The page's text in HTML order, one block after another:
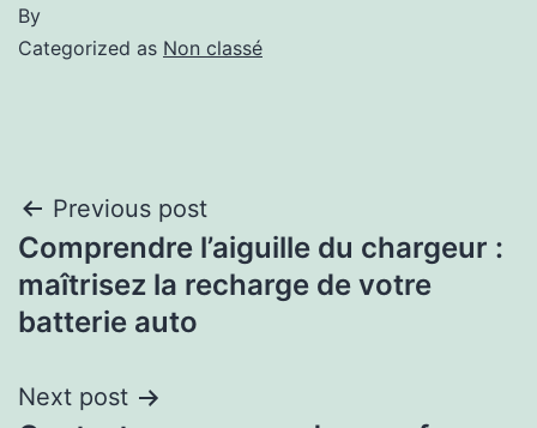
By
Categorized as Non classé
Previous post
Comprendre l’aiguille du chargeur :
maîtrisez la recharge de votre
batterie auto
Next post